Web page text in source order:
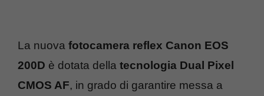
La nuova fotocamera reflex Canon EOS
200D è dotata della tecnologia Dual Pixel
CMOS AF, in grado di garantire messa a